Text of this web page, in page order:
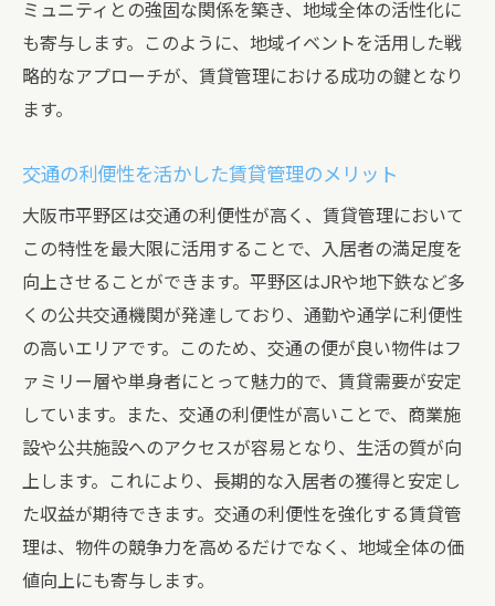
賃貸管理で成果を上げるための地域理解の重要
性
地域の歴史と文化を知ることの重要性
地域特性に基づいたマーケティング手法
地域行事を活用した物件プロモーション
地域情報を活用した戦略的な物件展開
地域理解を深めるための情報収集方法
ミュニティとの強固な関係を築き、地域全体の活性化に
も寄与します。このように、地域イベントを活用した戦
略的なアプローチが、賃貸管理における成功の鍵となり
ます。
交通の利便性を活かした賃貸管理のメリット
大阪市平野区は交通の利便性が高く、賃貸管理において
この特性を最大限に活用することで、入居者の満足度を
向上させることができます。平野区はJRや地下鉄など多
くの公共交通機関が発達しており、通勤や通学に利便性
の高いエリアです。このため、交通の便が良い物件はフ
ァミリー層や単身者にとって魅力的で、賃貸需要が安定
しています。また、交通の利便性が高いことで、商業施
設や公共施設へのアクセスが容易となり、生活の質が向
上します。これにより、長期的な入居者の獲得と安定し
た収益が期待できます。交通の利便性を強化する賃貸管
理は、物件の競争力を高めるだけでなく、地域全体の価
値向上にも寄与します。